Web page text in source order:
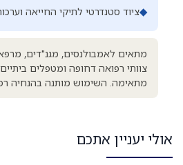
◆ציוד סטנדרטי לתיקי החייאה
מתאים לאמבולנסים, מגנ"דים,
צוותי רפואה דחופה ומטפלים
מתאימה. השימוש מותנה בהנחיה
אולי יעניין אתכם